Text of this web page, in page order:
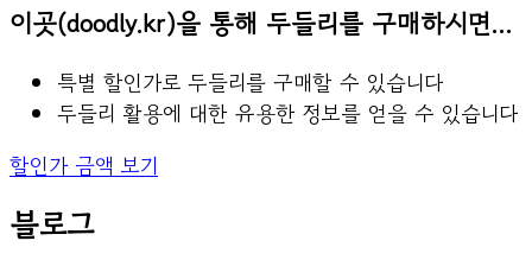
이곳(doodly.kr)을 통해 두들리를 구매하시면...​
특별 할인가로 두들리를 구매할 수 있습니다
두들리 활용에 대한 유용한 정보를 얻을 수 있습니다
할인가 금액 보기
블로그